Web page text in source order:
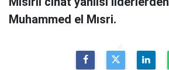
Muhammed el Mısri.